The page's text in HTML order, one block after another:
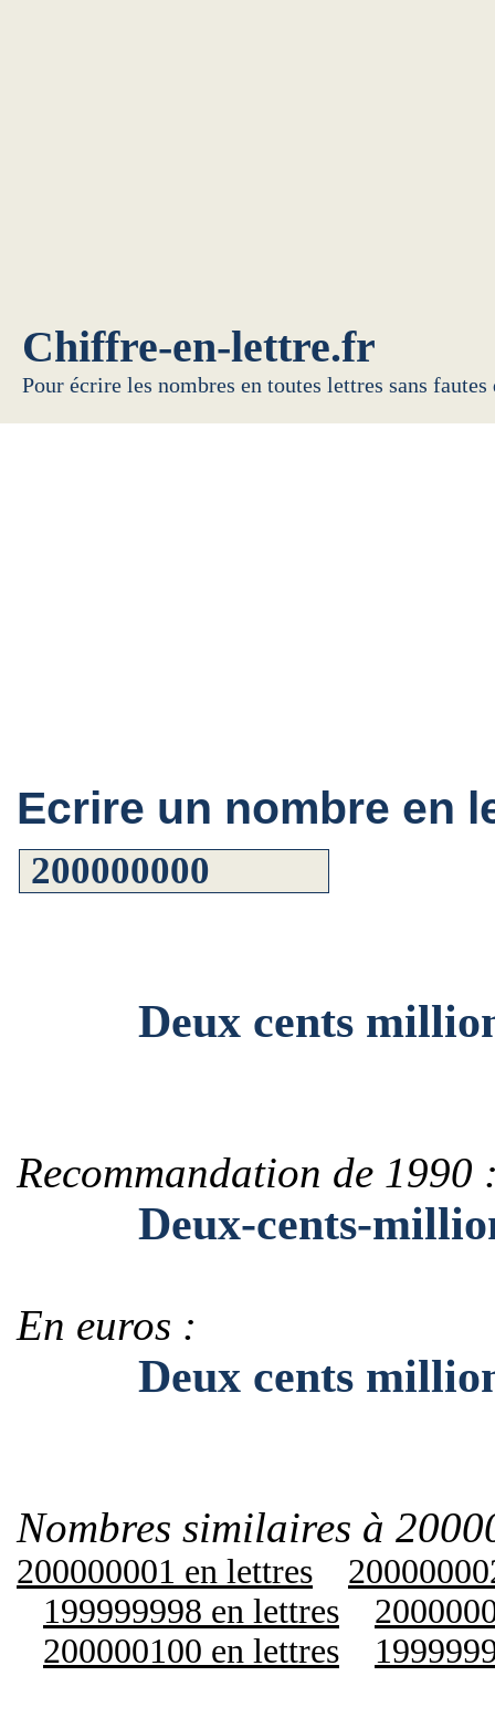
Chiffre-en-lettre.fr
Pour écrire les nombres en toutes lettres sans
Ecrire un nombre en
Deux cents
Recommandation de 1990
Deux-cents-
En euros :
Deux cents
Nombres similaires à
200000001 en lettres
199999998 en lettres
200000100 en lettres